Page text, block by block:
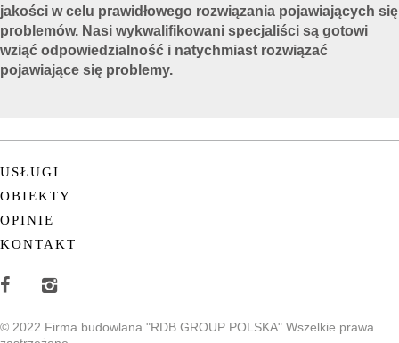
jakości w celu prawidłowego rozwiązania pojawiających się
problemów. Nasi wykwalifikowani specjaliści są gotowi
wziąć odpowiedzialność i natychmiast rozwiązać
pojawiające się problemy.
USŁUGI
OBIEKTY
OPINIE
KONTAKT
© 2022 Firma budowlana "RDB GROUP POLSKA" Wszelkie prawa